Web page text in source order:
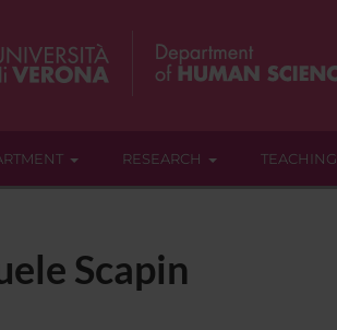
RESEARCH TEACHING
Scapin